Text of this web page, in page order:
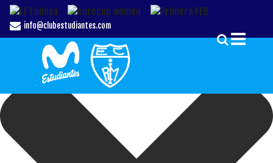
Gestionar el Consentimiento de las Cookies
info@clubestudiantes.com